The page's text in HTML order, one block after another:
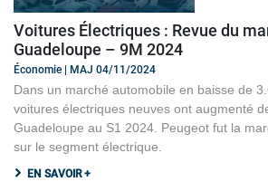
Voitures Électriques : Revue du
Guadeloupe – 9M 2024
Économie | MAJ 04/11/2024
Dans un marché automobile en baisse de
voitures électriques neuves ont augmenté
Guadeloupe au S1 2024. Peugeot fut la
sur le segment électrique.
EN SAVOIR +